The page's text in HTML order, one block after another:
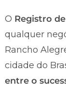
O Registro
qualquer
Rancho
cidade do
entre o